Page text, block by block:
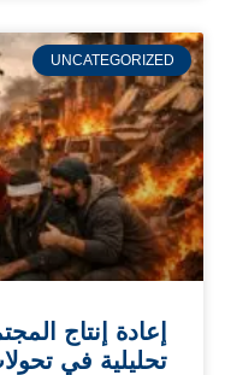
UNCATEGORIZED
إعادة إنتاج
تحليلية في